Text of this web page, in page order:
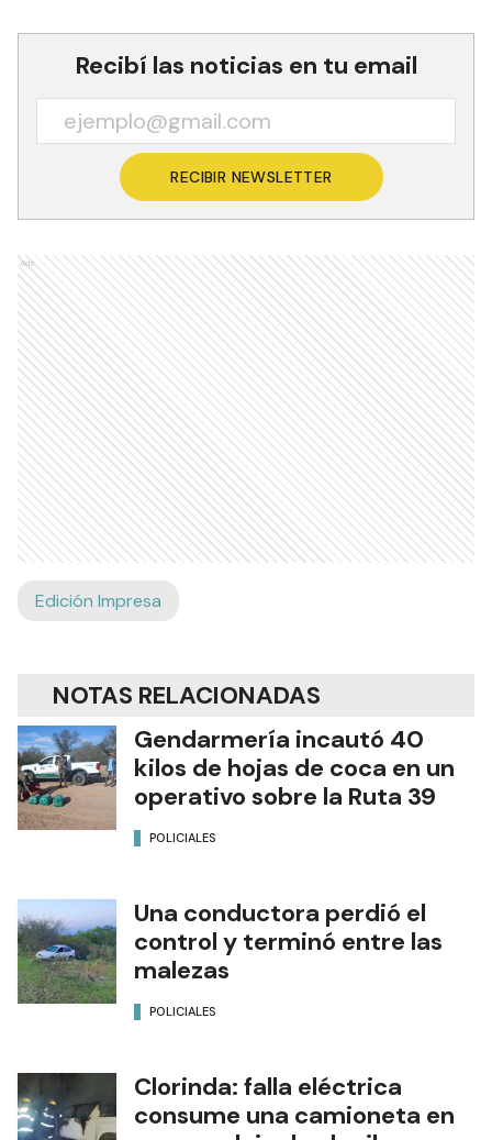
Recibí las noticias en tu email
RECIBIR NEWSLETTER
Ads
Edición Impresa
NOTAS RELACIONADAS
Gendarmería incautó 40
kilos de hojas de coca en un
operativo sobre la Ruta 39
POLICIALES
Una conductora perdió el
control y terminó entre las
malezas
POLICIALES
Clorinda: falla eléctrica
consume una camioneta en